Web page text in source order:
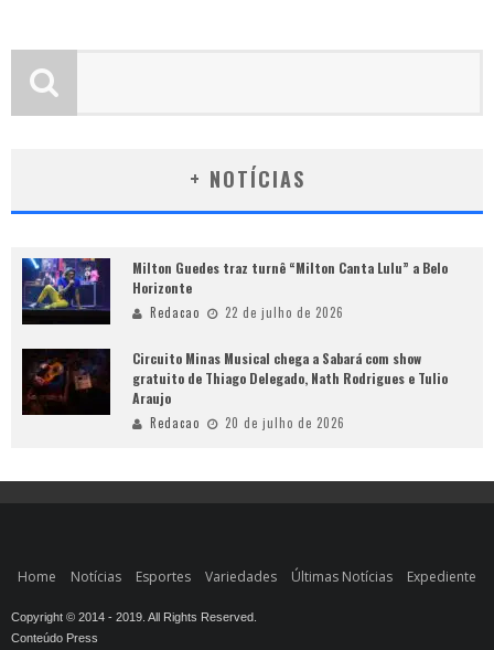
+ NOTÍCIAS
Milton Guedes traz turnê “Milton Canta Lulu” a Belo
Horizonte
Redacao 22 de julho de 2026
Circuito Minas Musical chega a Sabará com show
gratuito de Thiago Delegado, Nath Rodrigues e Tulio
Araujo
Redacao 20 de julho de 2026
Home Notícias Esportes Variedades Últimas Notícias Expediente
Copyright © 2014 - 2019. All Rights Reserved.
Conteúdo Press